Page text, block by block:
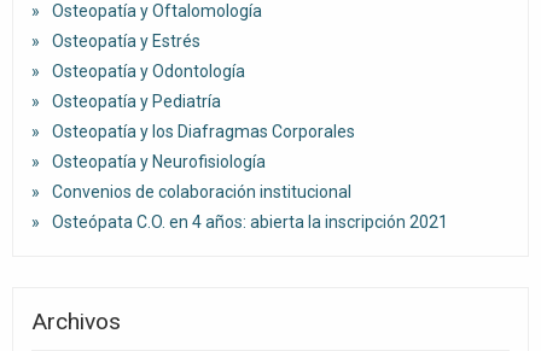
Osteopatía y Oftalomología
Osteopatía y Estrés
Osteopatía y Odontología
Osteopatía y Pediatría
Osteopatía y los Diafragmas Corporales
Osteopatía y Neurofisiología
Convenios de colaboración institucional
Osteópata C.O. en 4 años: abierta la inscripción 2021
Archivos